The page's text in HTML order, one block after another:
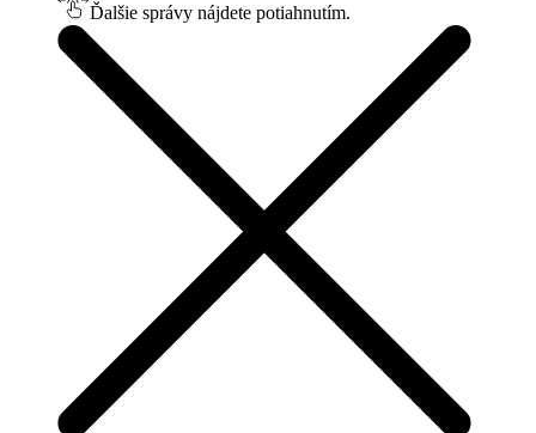
Ďalšie správy nájdete potiahnutím.